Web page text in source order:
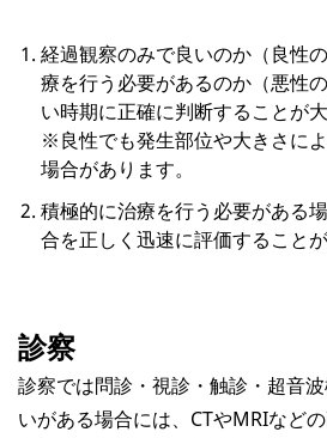
経過観察のみで良いのか（良性
療を行う必要があるのか（悪性
い時期に正確に判断することが大
※良性でも発生部位や大きさに
場合があります。
積極的に治療を行う必要がある
合を正しく迅速に評価すること
診察
診察では問診・視診・触診・超音
いがある場合には、CTやMRIなど